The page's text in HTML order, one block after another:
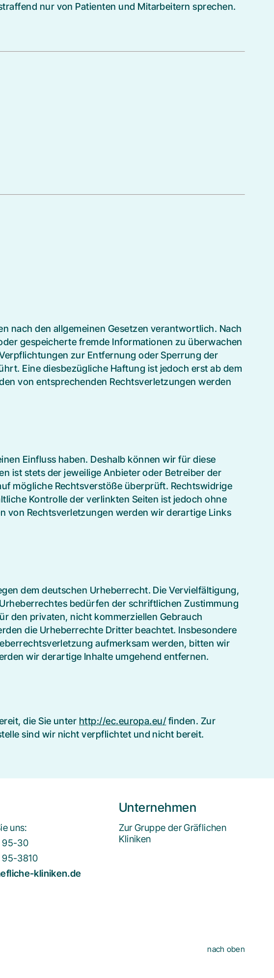
nur von Patienten und Mitarbeitern sprechen.
nach den allgemeinen Gesetzen verantwortlich. Nach
gespeicherte fremde Informationen zu überwachen
zur Entfernung oder Sperrung der
Eine diesbezügliche Haftung ist jedoch erst ab dem
von entsprechenden Rechtsverletzungen werden
Einfluss haben. Deshalb können wir für diese
ist stets der jeweilige Anbieter oder Betreiber der
mögliche Rechtsverstöße überprüft. Rechtswidrige
Kontrolle der verlinkten Seiten ist jedoch ohne
von Rechtsverletzungen werden wir derartige Links
dem deutschen Urheberrecht. Die Vervielfältigung,
bedürfen der schriftlichen Zustimmung
den privaten, nicht kommerziellen Gebrauch
die Urheberrechte Dritter beachtet. Insbesondere
aufmerksam werden, bitten wir
wir derartige Inhalte umgehend entfernen.
die Sie unter http://ec.europa.eu/ finden. Zur
sind wir nicht verpflichtet und nicht bereit.
uns:
95-30
3810
kliniken.de
Unternehmen
Zur Gruppe der Gräflichen
Kliniken
nach oben